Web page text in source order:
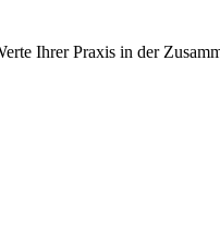
Ihrer Praxis in der